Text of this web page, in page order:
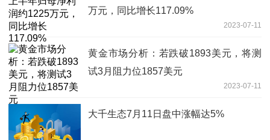
万元，同比增长117.09%
2023-07-11
黄金市场分析：若跌破1893美元，将测
试3月阻力位1857美元
2023-07-11
大千生态7月11日盘中涨幅达5%